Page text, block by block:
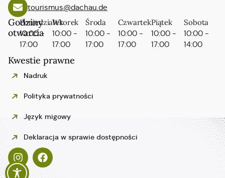
tourismus@dachau.de
Godziny
otwarcia
Poniedziałek
10:00 -
17:00
Wtorek
10:00 -
17:00
Środa
10:00 -
17:00
Czwartek
10:00 -
17:00
Piątek
10:00 -
17:00
Sobota
10:00 -
14:00
Kwestie prawne
Nadruk
Polityka prywatności
Język migowy
Deklaracja w sprawie dostępności
Français
Italiano